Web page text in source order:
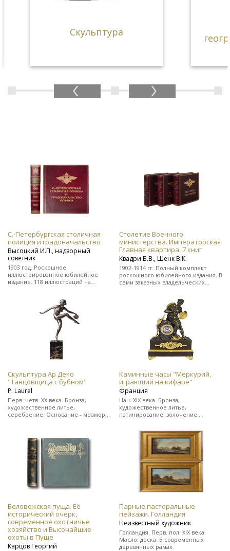
Скульптура
С.-Петербургская столичная
полиция и градоначальство
Высоцкий И.П., надворный
советник
1903 год. Роскошное
иллюстрированное юбилейное
издание. 118 иллюстраций на
цельнокожаном переплете.
Столетие Военного
министерства. Императорская
Главная квартира. 7 книг
Квадри В.В., Шенк В.К.
1902-1914 гг. Полный комплект
роскошного юбилейного издания. В
семи заказных владельческих
Скульптура Ар Деко
"Танцовщица с бубном"
Р. Laurel
Перв. четв. ХХ века. Бронза,
художественное литье,
серебрение. Основание - мрамор.
мастерской.
Каминные часы "Меркурий,
играющий на кифаре"
Франция
Нач. XIX века. Бронза,
художественное литье,
патинирование, золочение.
В прекрасном состоянии.
Беловежская пуща. Её
исторический очерк,
современное охотничье
хозяйство и Высочайшие
охоты в Пуще
Карцов Георгий
Парные пасторальные
пейзажи. Голландия
Неизвестный художник
Голландия. Перв. пол. XIX века.
Масло, доска. В современных
деревянных рамах.